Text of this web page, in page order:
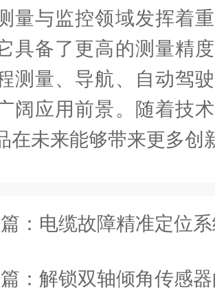
量与监控领域发挥着
具备了更高的测量精
测量、导航、自动驾
阔应用前景。随着技
在未来能够带来更多创
： 电缆故障精准定位系统——人工智
： 解锁双轴倾角传感